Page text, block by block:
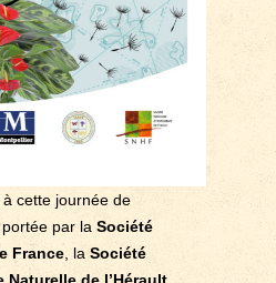
à cette journée de
portée par laSociété
France, la Société